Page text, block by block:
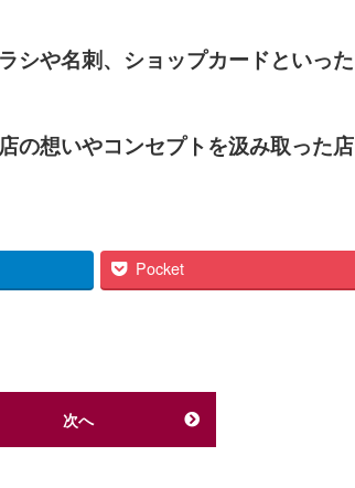
シや名刺、ショップカードといった
の想いやコンセプトを汲み取った店
Pocket
次へ